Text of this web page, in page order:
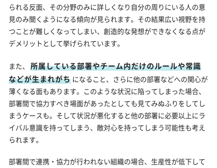
られる反面、その分野のみに詳しくなり自分の周りにいる人の意
見のみ聞くようになる傾向が見られます。その結果広い視野を持
つことが難しくなってしまい、創造的な発想ができなくなる点が
デメリットとして挙げられています。
また、
所属している部署やチーム内だけのルールや常識
などが生まれがち になること、さらに他の部署などへの関心が
薄くなる面もあります。このような状況に陥ってしまった場合、
部署間で協力すべき場面があったとしても見てみぬふりをしてし
まうケースも。そして状況が悪化すると他の部署に必要以上にラ
イバル意識を持ってしまう、敵対心を持ってしまう可能性も考え
られます。
部署間で連携・協力が行われない組織の場合、生産性が低下して